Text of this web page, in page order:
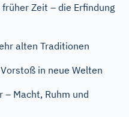
Zeit – die Erfindung
alten Traditionen
in neue Welten
– Macht, Ruhm und